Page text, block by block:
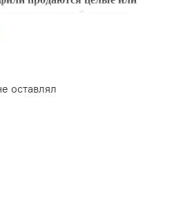
бесплатно.
оставлял